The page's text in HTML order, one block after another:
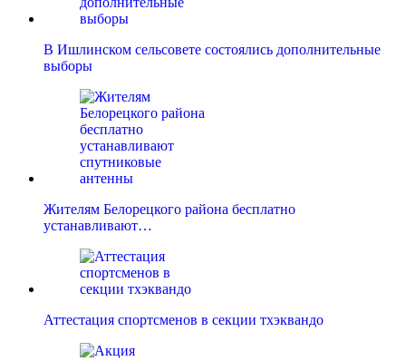
В Ишлинском сельсовете состоялись дополнительные
выборы
Жителям Белорецкого района бесплатно
устанавливают…
Аттестация спортсменов в секции тхэквандо